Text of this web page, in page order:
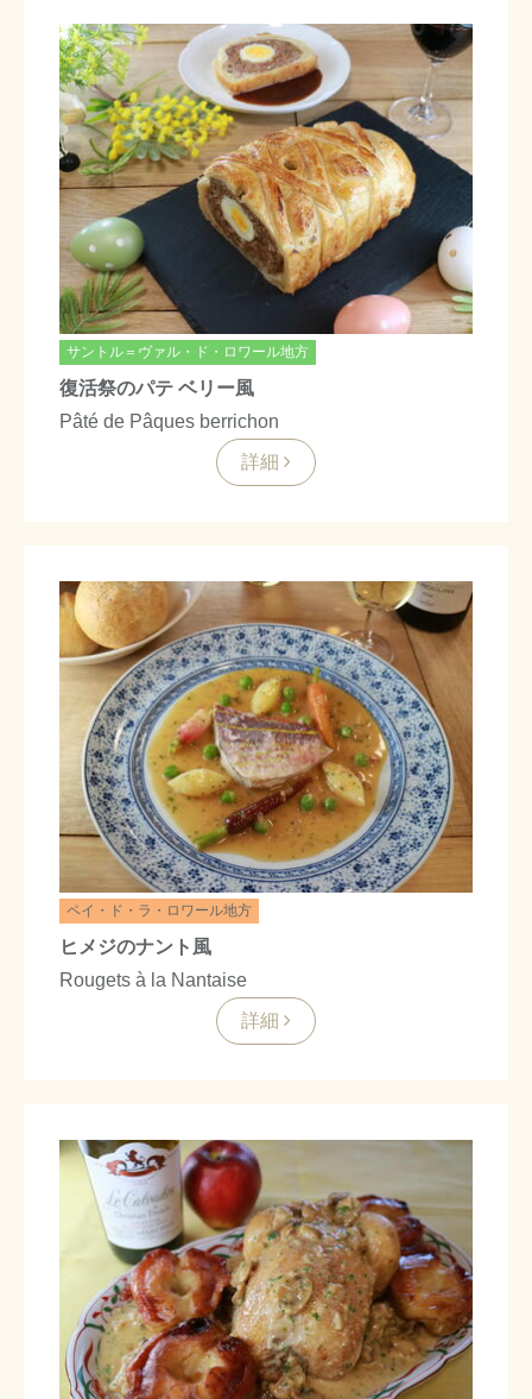
サントル＝ヴァル・ド・ロワール地方
復活祭のパテ ベリー風
Pâté de Pâques berrichon
詳細
ペイ・ド・ラ・ロワール地方
ヒメジのナント風
Rougets à la Nantaise
詳細